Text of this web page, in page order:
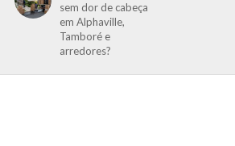
sem dor de cabeça
em Alphaville,
Tamboré e
arredores?